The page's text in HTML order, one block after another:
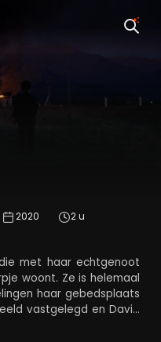
2020 2 u
met haar echtgenoot
woont. Ze is helemaal
haar gebedsplaats
vastgelegd en David
Daardoor zet hij een